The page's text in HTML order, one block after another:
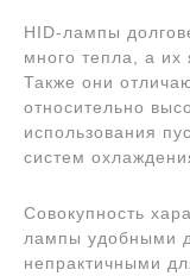
HID-лампы
много тепла, а их
Также они
относительно
использования
систем
Совокупность
лампы удобными
непрактичными